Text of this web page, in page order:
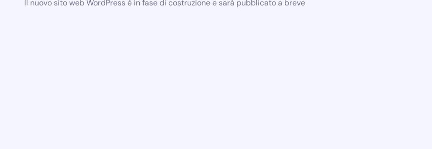
Il nuovo sito web WordPress è in fase di costruzione e sarà pubblicato a breve